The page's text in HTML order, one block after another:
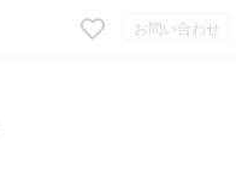
お問い合わせ